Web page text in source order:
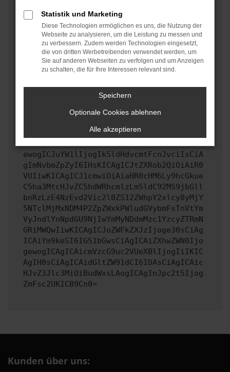
Betriebssystem auf dem neuesten Stand sind.
Veraltete Software birgt nicht nur ein
Sicherheitsrisiko, sondern kann auch dazu führen,
dass bestimmte Funktionen nicht mehr unterstützt
werden.
Wende dich an den Webseitenbetreiber.
Wenn du alle oben genannten Schritte versucht hast,
kontaktiere uns bitte. Wir werden versuchen, das
Problem zu beheben. Du kannst uns diesen Text
schicken, um uns bei der Fehlersuche zu
ewogICJuYW1lIjogIk5ldHdvcmtFcnJvciIsCiA
gImNvbmZpZyI6IHsKICAgICJtZXRob2QiOiAiR0
VUIiwKICAgICJ1cmwiOiAiaHR0cHM6Ly9hcGkue
C5ha3MtcHJvZC5hdWRhcmlzLm5ldC92MS9jbGll
bnRzLzE4NzEvd2Vic2l0ZS12ZWhpY2xlcy8yMjY
5NTclMjMxNDM4P2ZpZWxkPWludGVybmFsTnVtYm
VyJndlYnNpdGU9NjIwYmMyNDdmMzc1YzcyZTRmN
GRiMWQwIiwKICAgICJoZWFkZXJzIjoge30sCiAg
ICAiYm9keSI6IG51bGwsCiAgICAiZXhwZWN0Ijo
gewogICAgICAicmVzcG9uc2VUeXBlIjogIiIKIC
AgIH0sCiAgICAidGltZW91dCI6IDAsCiAgICAic
HJvZ3Jlc3MiOiBudWxsLAogICAgInJpc2t5Ijog
ZmFsc2UKICB9Cn0=
Kunden über uns:
Statistik und Marketing
Diese Technologien ermöglichen es uns, die Nutzung der
Webseite zu analysieren, um die Leistung zu messen und
zu verbessern. Zudem werden Technologien eingesetzt,
die von dritten Werbetreibenden verwendet werden, um
Sie auf anderen Webseiten zu verfolgen und um Anzeigen
zu schalten, die für Ihre Interessen relevant sind.
Speichern
Optionale Cookies ablehnen
Alle akzeptieren